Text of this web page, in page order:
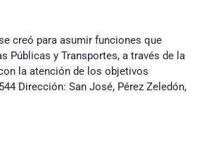
creó para asumir funciones que
Públicas y Transportes, a través de la
la atención de los objetivos
Dirección: San José, Pérez Zeledón,